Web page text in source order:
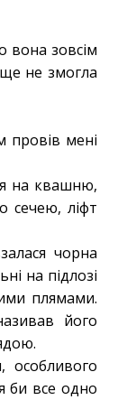
вона зовсім
не змогла
провів мені
на квашню,
сечею, ліфт
чорна
на підлозі
плямами.
його
особливого
би все одно